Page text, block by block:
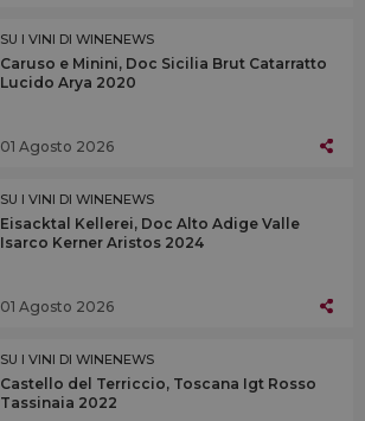
SU I VINI DI WINENEWS
Caruso e Minini, Doc Sicilia Brut Catarratto
Lucido Arya 2020
01 Agosto 2026
SU I VINI DI WINENEWS
Eisacktal Kellerei, Doc Alto Adige Valle
Isarco Kerner Aristos 2024
01 Agosto 2026
SU I VINI DI WINENEWS
Castello del Terriccio, Toscana Igt Rosso
Tassinaia 2022